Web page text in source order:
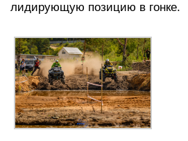
лидирующую позицию в гонке.